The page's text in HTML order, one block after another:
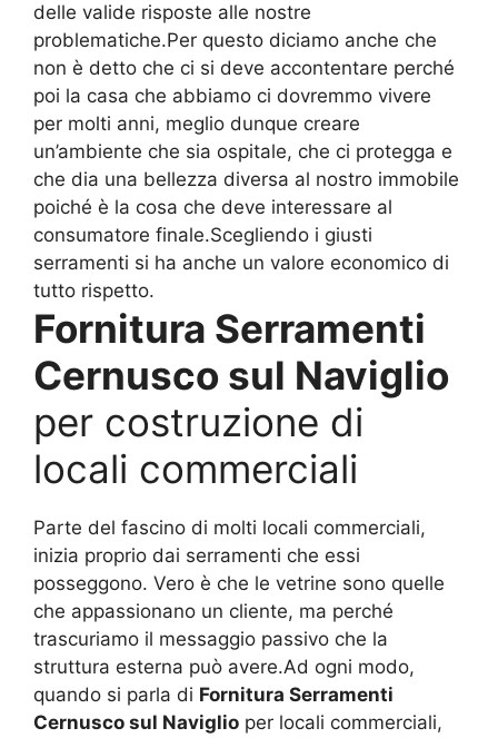
delle valide risposte alle nostre
problematiche.Per questo diciamo anche che
non è detto che ci si deve accontentare perché
poi la casa che abbiamo ci dovremmo vivere
per molti anni, meglio dunque creare
un’ambiente che sia ospitale, che ci protegga e
che dia una bellezza diversa al nostro immobile
poiché è la cosa che deve interessare al
consumatore finale.Scegliendo i giusti
serramenti si ha anche un valore economico di
tutto rispetto.
Fornitura Serramenti
Cernusco sul Naviglio
per costruzione di
locali commerciali
Parte del fascino di molti locali commerciali,
inizia proprio dai serramenti che essi
posseggono. Vero è che le vetrine sono quelle
che appassionano un cliente, ma perché
trascuriamo il messaggio passivo che la
struttura esterna può avere.Ad ogni modo,
quando si parla di Fornitura Serramenti
Cernusco sul Naviglio per locali commerciali,